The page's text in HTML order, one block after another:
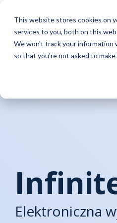
This website stores cookies on
services to you, both on this
We won't track your information
so that you're not asked to
main
content.
Automatyzacja
Automatyzacja procesów
Automatyzacja działań
Globalna zgodność
Wybrane
Infinite
Baza wiedzy
Elektroniczna